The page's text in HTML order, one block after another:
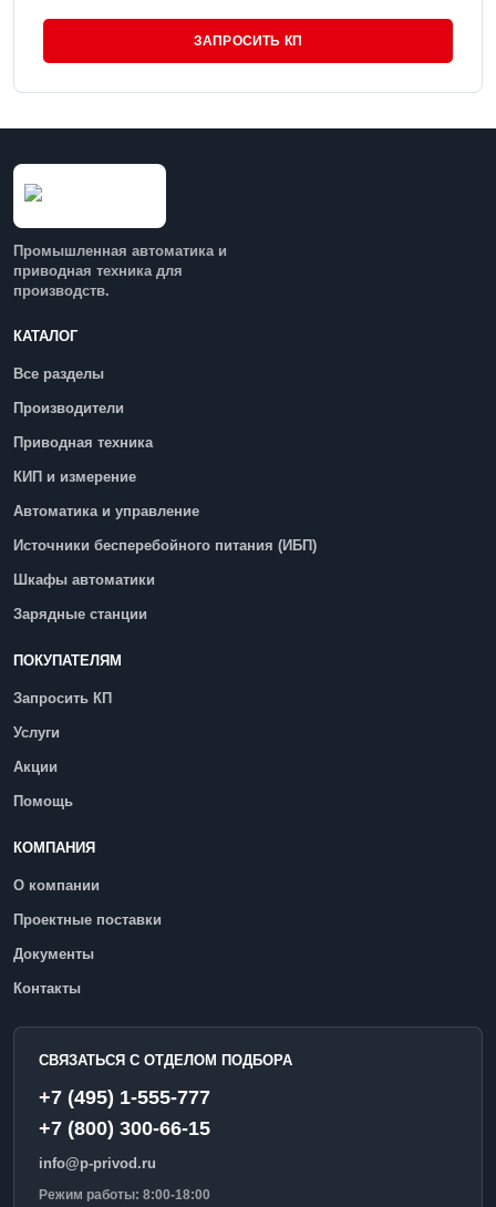
ЗАПРОСИТЬ КП
Промышленная автоматика и
приводная техника для
производств.
КАТАЛОГ
Все разделы
Производители
Приводная техника
КИП и измерение
Автоматика и управление
Источники бесперебойного питания (ИБП)
Шкафы автоматики
Зарядные станции
ПОКУПАТЕЛЯМ
Запросить КП
Услуги
Акции
Помощь
КОМПАНИЯ
О компании
Проектные поставки
Документы
Контакты
СВЯЗАТЬСЯ С ОТДЕЛОМ ПОДБОРА
+7 (495) 1-555-777
+7 (800) 300-66-15
info@p-privod.ru
Режим работы: 8:00-18:00